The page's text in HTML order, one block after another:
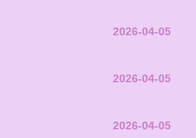
2026-04-05
2026-04-05
2026-04-05